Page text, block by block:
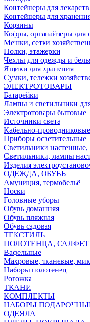
Контейнеры для лекарств
Контейнеры для
Корзины
Кофры, органайзеры для
Мешки, сетки
Полки, этажерки
Чехлы для одежды и
Ящики для хранения
Сумки, тележки
ЭЛЕКТРОТОВАРЫ
Батарейки
Лампы и светильники
Электротовары бытовые
Источники света
Кабельно-проводниковые
Приборы осветительные
Светильники настенные,
Светильники, лампы
Изделия
ОДЕЖДА, ОБУВЬ
Амуниция, термобельё
Носки
Головные уборы
Обувь домашняя
Обувь пляжная
Обувь садовая
ТЕКСТИЛЬ
ПОЛОТЕНЦА,
Вафельные
Махровые, тканевые,
Наборы полотенец
Рогожка
ТКАНИ
КОМПЛЕКТЫ
НАБОРЫ
ОДЕЯЛА